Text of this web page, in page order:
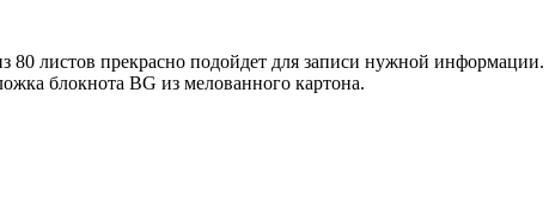
листов прекрасно подойдет для записи нужной
блокнота BG из мелованного картона.